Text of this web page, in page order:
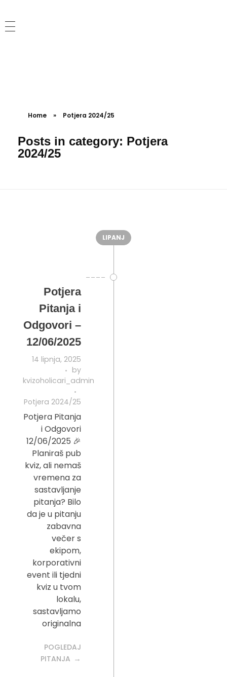
Home » Potjera 2024/25
Posts in category: Potjera
2024/25
LIPANJ
Potjera
Pitanja i
Odgovori –
12/06/2025
14 lipnja, 2025
by
kvizoholicari_admin
Potjera 2024/25
Potjera Pitanja
i Odgovori
12/06/2025 🎉
Planiraš pub
kviz, ali nemaš
vremena za
sastavljanje
pitanja? Bilo
da je u pitanju
zabavna
večer s
ekipom,
korporativni
event ili tjedni
kviz u tvom
lokalu,
sastavljamo
originalna
POGLEDAJ
PITANJA